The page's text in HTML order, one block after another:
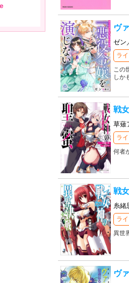
ヴ
ゼン
ラ
この
しか
戦
草薙
ラ
何者
戦
糸緒
ラ
異世
ヴ